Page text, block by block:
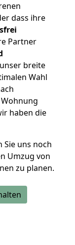
dass ihre
Partner
breite
Wahl
haben die
uns noch
Umzug von
zu planen.